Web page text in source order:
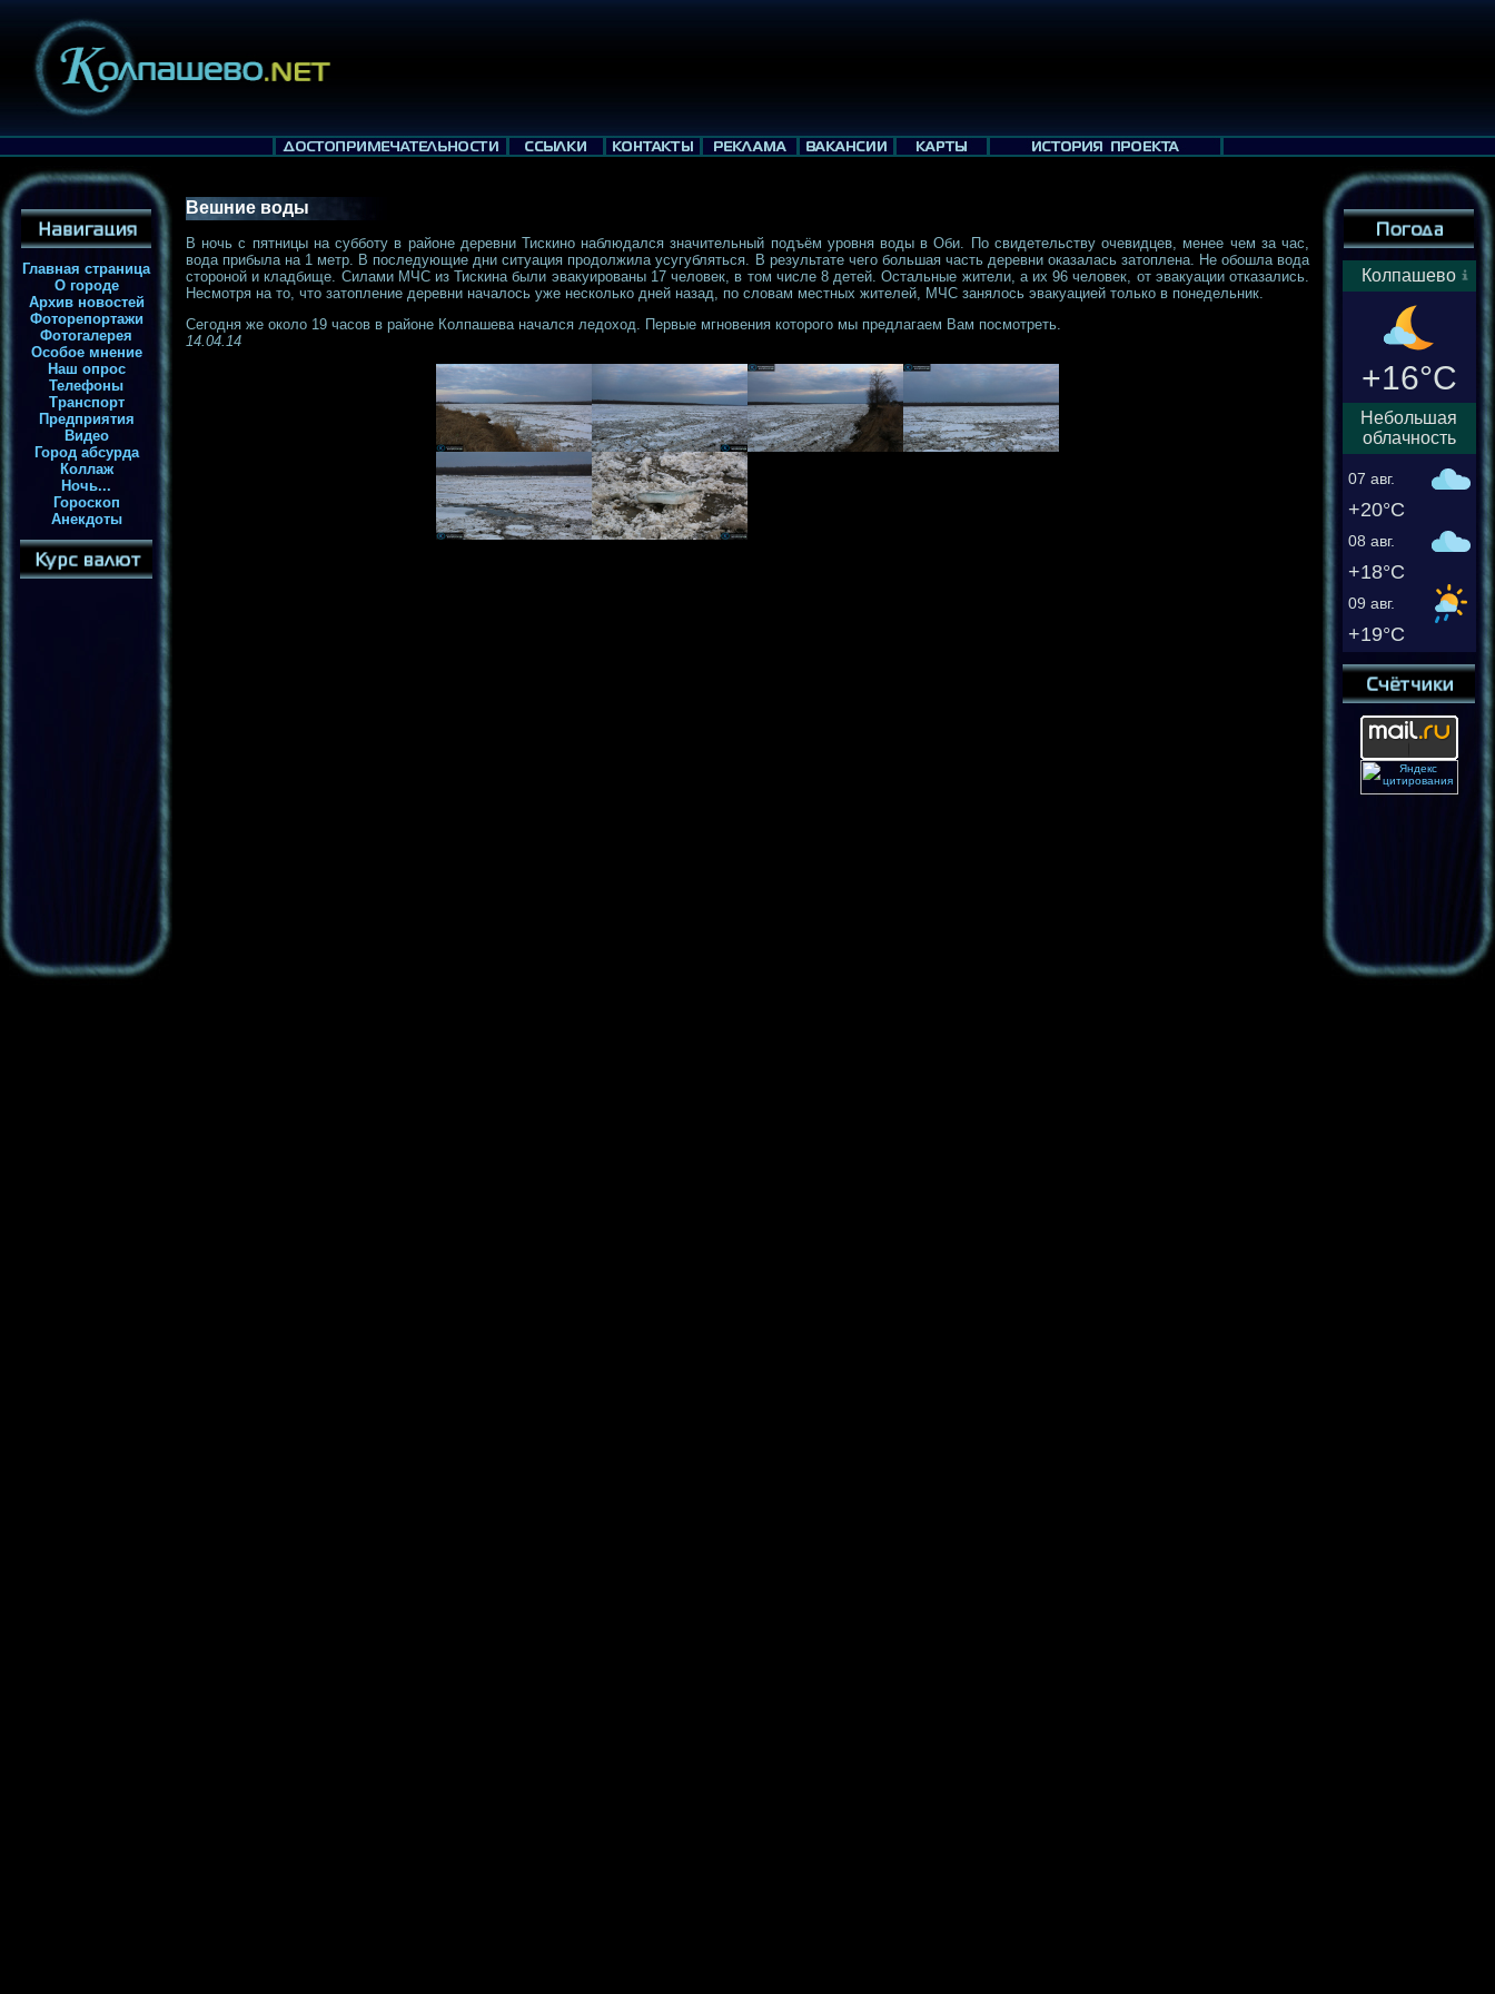
Главная страница
О городе
Архив новостей
Фоторепортажи
Фотогалерея
Особое мнение
Наш опрос
Телефоны
Транспорт
Предприятия
Видео
Город абсурда
Коллаж
Ночь...
Гороскоп
Анекдоты
Вешние воды
В ночь с пятницы на субботу в районе деревни Тискино наблюдался значительный подъём уровня воды в Оби. По свидетельству очевидцев, менее чем за час,
вода прибыла на 1 метр. В последующие дни ситуация продолжила усугубляться. В результате чего большая часть деревни оказалась затоплена. Не обошла вода
стороной и кладбище. Силами МЧС из Тискина были эвакуированы 17 человек, в том числе 8 детей. Остальные жители, а их 96 человек, от эвакуации отказались.
Несмотря на то, что затопление деревни началось уже несколько дней назад, по словам местных жителей, МЧС занялось эвакуацией только в понедельник.
Сегодня же около 19 часов в районе Колпашева начался ледоход. Первые мгновения которого мы предлагаем Вам посмотреть.
14.04.14
Колпашево
+16°C
Небольшая
облачность
07 авг.
+20°C
08 авг.
+18°C
09 авг.
+19°C